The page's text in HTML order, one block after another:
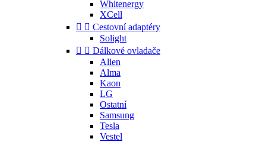
Whitenergy
XCell
  Cestovní adaptéry
Solight
  Dálkové ovladače
Alien
Alma
Kaon
LG
Ostatní
Samsung
Tesla
Vestel